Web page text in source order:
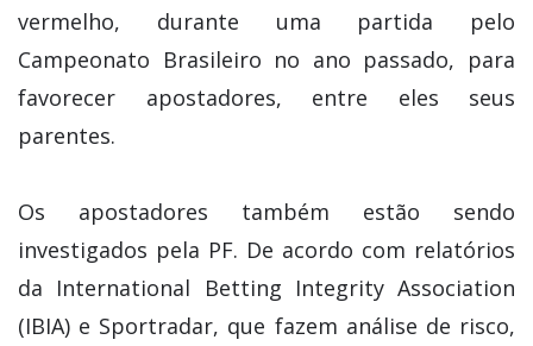
vermelho, durante uma partida pelo
Campeonato Brasileiro no ano passado, para
favorecer apostadores, entre eles seus
parentes.
Os apostadores também estão sendo
investigados pela PF. De acordo com relatórios
da International Betting Integrity Association
(IBIA) e Sportradar, que fazem análise de risco,